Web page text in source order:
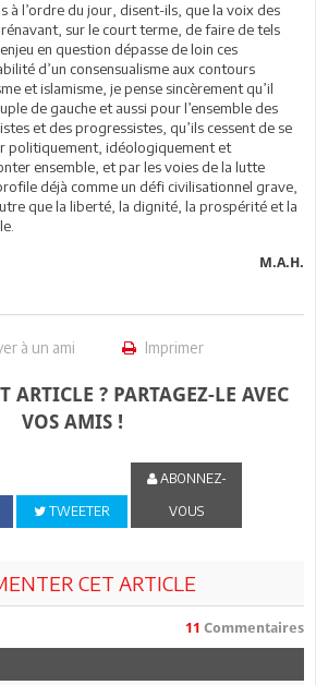
à l’ordre du jour, disent-ils, que la voix des
sur le court terme, de faire de tels
en question dépasse de loin ces
d’un consensualisme aux contours
et islamisme, je pense sincèrement qu’il
de gauche et aussi pour l’ensemble des
et des progressistes, qu’ils cessent de se
politiquement, idéologiquement et
ensemble, et par les voies de la lutte
déjà comme un défi civilisationnel grave,
que la liberté, la dignité, la prospérité et la
M.A.H.
à un ami Imprimer
ARTICLE ? PARTAGEZ-LE AVEC
VOS AMIS !
TWEETER
ABONNEZ-
VOUS
CET ARTICLE
11 Commentaires